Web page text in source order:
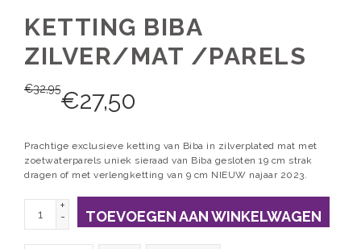
KETTING BIBA
ZILVER/MAT /PARELS
€32,95€27,50
Prachtige exclusieve ketting van Biba in zilverplated mat met
zoetwaterparels uniek sieraad van Biba gesloten 19 cm strak
dragen of met verlengketting van 9 cm NIEUW najaar 2023.
+
-
TOEVOEGEN AAN WINKELWAGEN